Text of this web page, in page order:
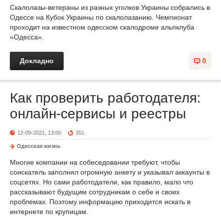
Скалолазы-ветераны из разных уголков Украины собрались в
Одессе на Кубок Украины по скалолазанию. Чемпионат
проходит на известном одесском скалодроме альпклуба
«Одесса».
0
Докладно
Как проверить работодателя:
онлайн-сервисы и реестры
12-09-2021, 13:00 351
Одесская жизнь
Многие компании на собеседовании требуют, чтобы
соискатель заполнял огромную анкету и указывал аккаунты в
соцсетях. Но сами работодатели, как правило, мало что
рассказывают будущим сотрудникам о себе и своих
проблемах. Поэтому информацию приходится искать в
интернете по крупицам.